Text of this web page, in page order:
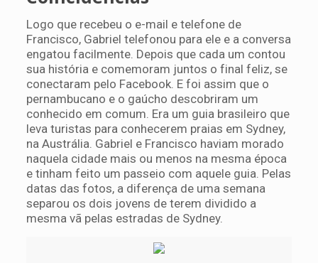
Logo que recebeu o e-mail e telefone de
Francisco, Gabriel telefonou para ele e a conversa
engatou facilmente. Depois que cada um contou
sua história e comemoram juntos o final feliz, se
conectaram pelo Facebook. E foi assim que o
pernambucano e o gaúcho descobriram um
conhecido em comum. Era um guia brasileiro que
leva turistas para conhecerem praias em Sydney,
na Austrália. Gabriel e Francisco haviam morado
naquela cidade mais ou menos na mesma época
e tinham feito um passeio com aquele guia. Pelas
datas das fotos, a diferença de uma semana
separou os dois jovens de terem dividido a
mesma vã pelas estradas de Sydney.